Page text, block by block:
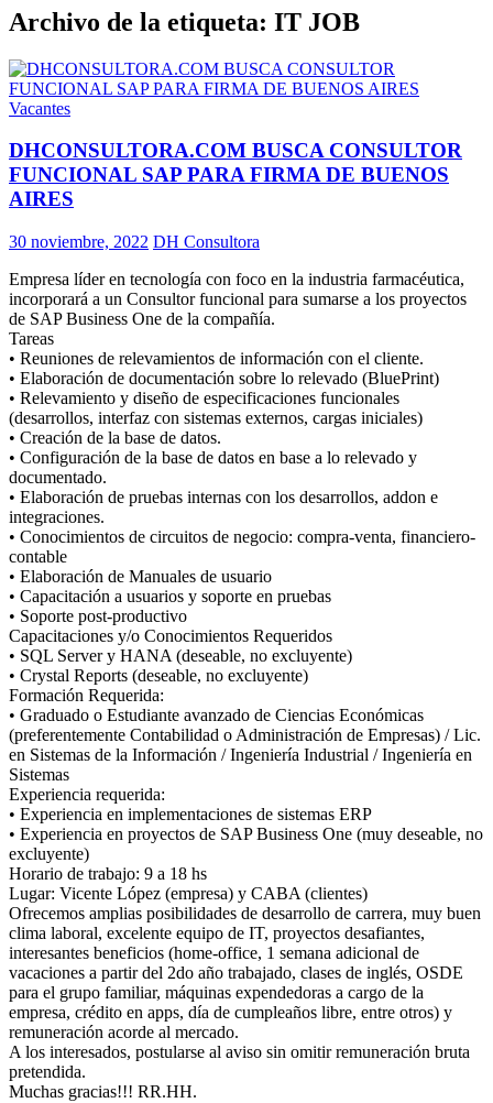
Archivo de la etiqueta: IT JOB
Vacantes
DHCONSULTORA.COM BUSCA CONSULTOR
FUNCIONAL SAP PARA FIRMA DE BUENOS
AIRES
30 noviembre, 2022 DH Consultora
Empresa líder en tecnología con foco en la industria farmacéutica,
incorporará a un Consultor funcional para sumarse a los proyectos
de SAP Business One de la compañía.
Tareas
• Reuniones de relevamientos de información con el cliente.
• Elaboración de documentación sobre lo relevado (BluePrint)
• Relevamiento y diseño de especificaciones funcionales
(desarrollos, interfaz con sistemas externos, cargas iniciales)
• Creación de la base de datos.
• Configuración de la base de datos en base a lo relevado y
documentado.
• Elaboración de pruebas internas con los desarrollos, addon e
integraciones.
• Conocimientos de circuitos de negocio: compra-venta, financiero-
contable
• Elaboración de Manuales de usuario
• Capacitación a usuarios y soporte en pruebas
• Soporte post-productivo
Capacitaciones y/o Conocimientos Requeridos
• SQL Server y HANA (deseable, no excluyente)
• Crystal Reports (deseable, no excluyente)
Formación Requerida:
• Graduado o Estudiante avanzado de Ciencias Económicas
(preferentemente Contabilidad o Administración de Empresas) / Lic.
en Sistemas de la Información / Ingeniería Industrial / Ingeniería en
Sistemas
Experiencia requerida:
• Experiencia en implementaciones de sistemas ERP
• Experiencia en proyectos de SAP Business One (muy deseable, no
excluyente)
Horario de trabajo: 9 a 18 hs
Lugar: Vicente López (empresa) y CABA (clientes)
Ofrecemos amplias posibilidades de desarrollo de carrera, muy buen
clima laboral, excelente equipo de IT, proyectos desafiantes,
interesantes beneficios (home-office, 1 semana adicional de
vacaciones a partir del 2do año trabajado, clases de inglés, OSDE
para el grupo familiar, máquinas expendedoras a cargo de la
empresa, crédito en apps, día de cumpleaños libre, entre otros) y
remuneración acorde al mercado.
A los interesados, postularse al aviso sin omitir remuneración bruta
pretendida.
Muchas gracias!!! RR.HH.